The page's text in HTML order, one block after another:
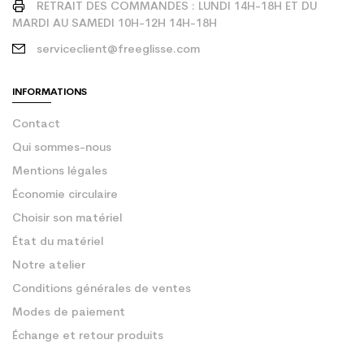
RETRAIT DES COMMANDES : LUNDI 14H-18H ET DU
MARDI AU SAMEDI 10H-12H 14H-18H
serviceclient@freeglisse.com
INFORMATIONS
Contact
Qui sommes-nous
Mentions légales
Économie circulaire
Choisir son matériel
État du matériel
Notre atelier
Conditions générales de ventes
Modes de paiement
Échange et retour produits